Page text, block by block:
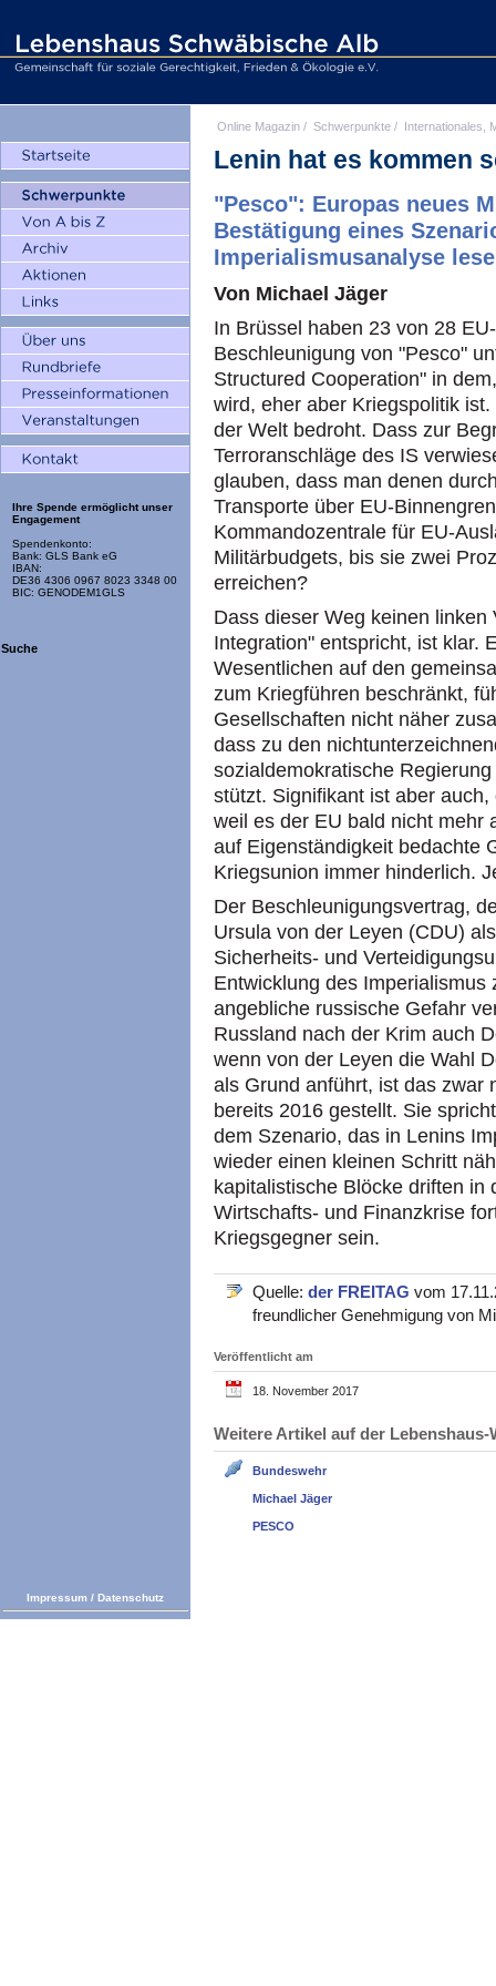
Ihre Spende ermöglicht unser
Engagement
Spendenkonto:
Bank: GLS Bank eG
IBAN:
DE36 4306 0967 8023 3348 00
BIC: GENODEM1GLS
Suche
Online Magazin / Schwerpunkte / Internationales,
Lenin hat es kommen
"Pesco": Europas neues
Bestätigung eines
Imperialismusanalyse
Von Michael Jäger
In Brüssel haben 23 von 28
Beschleunigung von "Pesco"
Structured Cooperation" in
wird, eher aber Kriegspolitik
der Welt bedroht. Dass zur
Terroranschläge des IS
glauben, dass man denen
Transporte über EU-
Kommandozentrale für EU-
Militärbudgets, bis sie zwei
erreichen?
Dass dieser Weg keinen
Integration" entspricht, ist klar.
Wesentlichen auf den
zum Kriegführen beschränkt,
Gesellschaften nicht näher
dass zu den
sozialdemokratische
stützt. Signifikant ist aber
weil es der EU bald nicht mehr
auf Eigenständigkeit bedachte
Kriegsunion immer hinderlich.
Der Beschleunigungsvertrag,
Ursula von der Leyen (CDU)
Sicherheits- und
Entwicklung des
angebliche russische Gefahr
Russland nach der Krim auch
wenn von der Leyen die Wahl
als Grund anführt, ist das zwar
bereits 2016 gestellt. Sie
dem Szenario, das in Lenins
wieder einen kleinen Schritt
kapitalistische Blöcke driften
Wirtschafts- und Finanzkrise
Kriegsgegner sein.
Quelle: der FREITAG vom
freundlicher Genehmigung von
Veröffentlicht am
18. November 2017
Weitere Artikel auf der
Bundeswehr
Michael Jäger
PESCO
Impressum / Datenschutz